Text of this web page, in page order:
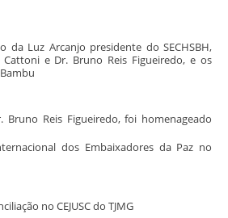
da Luz Arcanjo presidente do SECHSBH,
Cattoni e Dr. Bruno Reis Figueiredo, e os
Bruno Reis Figueiredo, foi homenageado
dos Embaixadores da Paz no
no CEJUSC do TJMG